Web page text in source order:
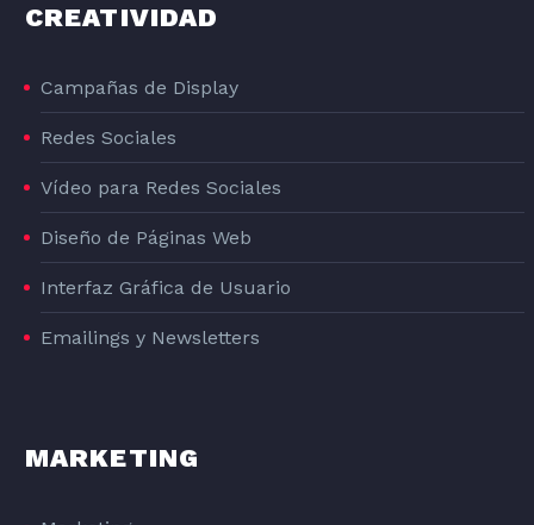
DOG#1
CREATIVIDAD
Campañas de Display
Redes Sociales
Vídeo para Redes Sociales
Diseño de Páginas Web
Interfaz Gráfica de Usuario
Emailings y Newsletters
MARKETING